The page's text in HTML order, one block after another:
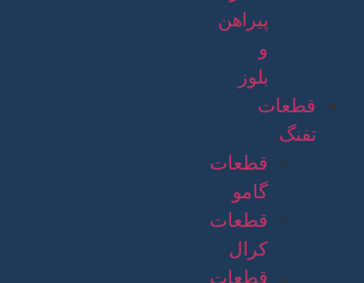
پیراهن
و
بلوز
قطعات
تفنگ
قطعات
گامو
قطعات
کرال
قطعات